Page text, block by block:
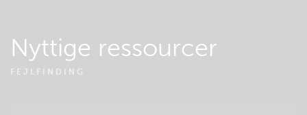
Nyttige ressourcer
FEJLFINDING